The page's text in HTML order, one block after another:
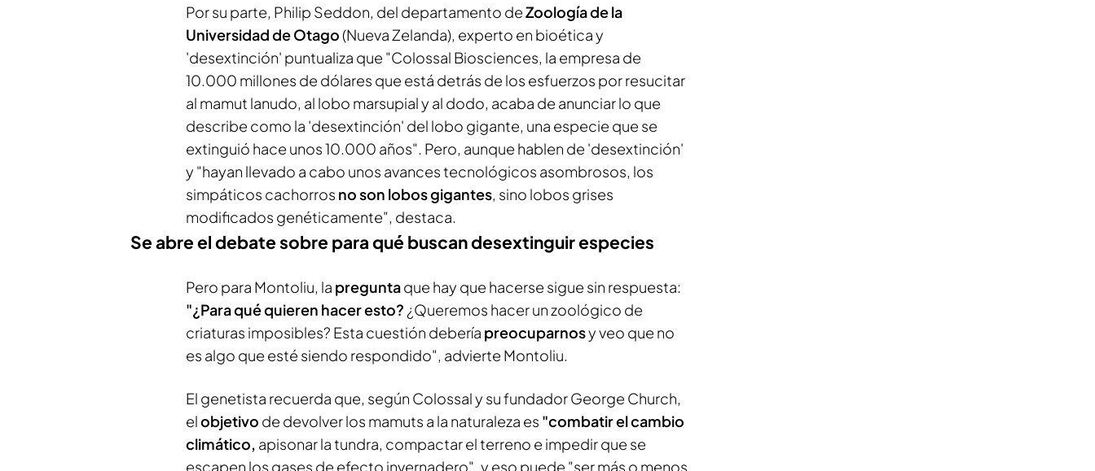
Por su parte, Philip Seddon, del departamento deZoología de la
Universidad de Otago(Nueva Zelanda), experto en bioética y
'desextinción' puntualiza que "Colossal Biosciences, la empresa de
10.000 millones de dólares que está detrás de los esfuerzos por resucitar
al mamut lanudo, al lobo marsupial y al dodo, acaba de anunciar lo que
describe como la 'desextinción' del lobo gigante, una especie que se
extinguió hace unos 10.000 años". Pero, aunque hablen de 'desextinción'
y "hayan llevado a cabo unos avances tecnológicos asombrosos, los
simpáticos cachorros no son lobos gigantes, sino lobos grises
modificados genéticamente", destaca.
Se abre el debate sobre para qué buscan desextinguir especies
Pero para Montoliu, la preguntaque hay que hacerse sigue sin respuesta:
"¿Para qué quieren hacer esto? ¿Queremos hacer un zoológico de
criaturas imposibles? Esta cuestión debería preocuparnosy veo que no
es algo que esté siendo respondido", advierte Montoliu.
El genetista recuerda que, según Colossal y su fundador George Church,
elobjetivo de devolver los mamuts a la naturaleza es "combatir el cambio
climático, apisonar la tundra, compactar el terreno e impedir que se
escapen los gases de efecto invernadero", y eso puede "ser más o menos